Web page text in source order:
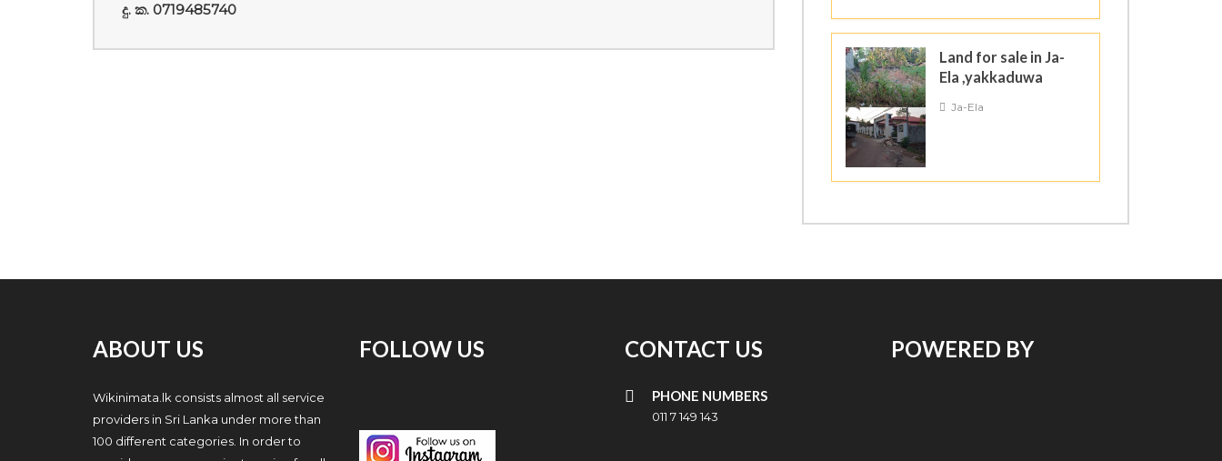
දු. ක. 0719485740
Land for sale in Ja-
Ela ,yakkaduwa
Ja-Ela
ABOUT US
Wikinimata.lk consists almost all service
providers in Sri Lanka under more than
100 different categories. In order to
FOLLOW US CONTACT US
PHONE NUMBERS
011 7 149 143
POWERED BY